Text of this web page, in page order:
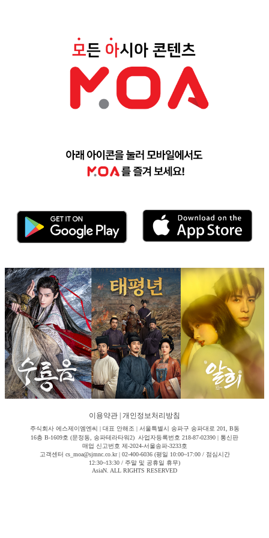
이용약관 개인정보처리방침
주식회사 에스제이엠엔씨 | 대표 안해조 | 서울특별시 송파구 송파대로 201, B동
16층 B-1609호 (문정동, 송파테라타워2) 사업자등록번호 218-87-02390 | 통신판
매업 신고번호 제-2024-서울송파-3233호
고객센터 cs_moa@sjmnc.co.kr | 02-400-6036 (평일 10:00~17:00 / 점심시간
12:30~13:30 / 주말 및 공휴일 휴무)
AsiaN. ALL RIGHTS RESERVED